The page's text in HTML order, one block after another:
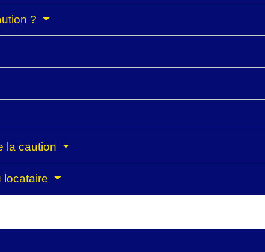
?
la caution
locataire